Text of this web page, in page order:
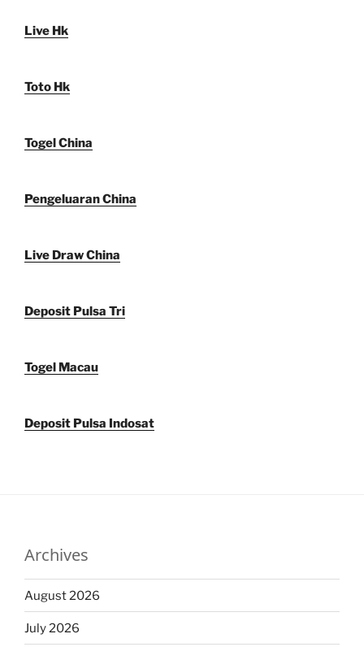
Live Hk
Toto Hk
Togel China
Pengeluaran China
Live Draw China
Deposit Pulsa Tri
Togel Macau
Deposit Pulsa Indosat
Archives
August 2026
July 2026